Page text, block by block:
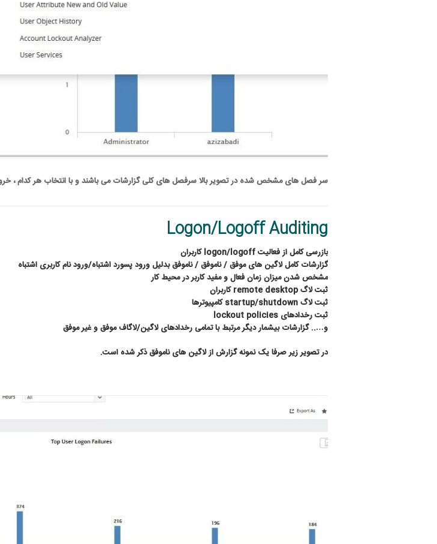
سر فصل های مشخص شده در تصویر بالا سرفصل های کلی گزارشات می باشند و با انتخاب هر کدام ،
Logon/Logoff Auditing
بازرسی کامل از فعالیتlogon/logoffکاربران
گزارشات کامل لاگین های موفق/ناموفق/ناموفق بدلیل ورود پسورد اشتباه/ورود نام کاربری اشتباه
مشخص شدن میزان زمان فعال و مفید کاربر در محیط کار
ثبت لاگremote desktopکاربران
ثبت لاگstartup/shutdownکامپیوترها
ثبت رخدادهای lockout policies
و…..گزارشات بیشمار دیگر مرتبط با تمامی رخدادهای لاگین/لاگاف موفق و غیر موفق
در تصویر زیر صرفا یک نمونه گزارش از لاگین های ناموفق ذکر شده است.